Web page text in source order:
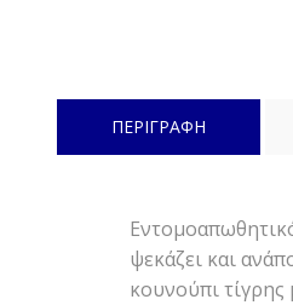
ΠΕΡΙΓΡΑΦΗ
ψεκάζει και
κουνούπι τίγρης